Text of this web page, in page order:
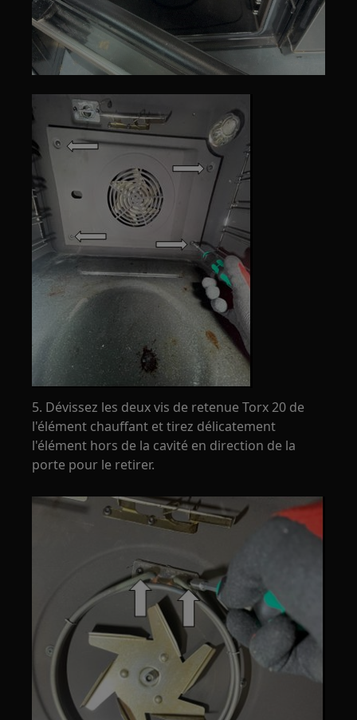
5. Dévissez les deux vis de retenue Torx 20 de
l'élément chauffant et tirez délicatement
l'élément hors de la cavité en direction de la
porte pour le retirer.